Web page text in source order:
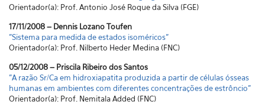
Orientador(a): Prof. Antonio José Roque da Silva (FGE)
17/11/2008 – Dennis Lozano Toufen
"Sistema para medida de estados isoméricos"
Orientador(a): Prof. Nilberto Heder Medina (FNC)
05/12/2008 – Priscila Ribeiro dos Santos
"A razão Sr/Ca em hidroxiapatita produzida a partir de células ósseas
humanas em ambientes com diferentes concentrações de estrôncio"
Orientador(a): Prof. Nemitala Added (FNC)